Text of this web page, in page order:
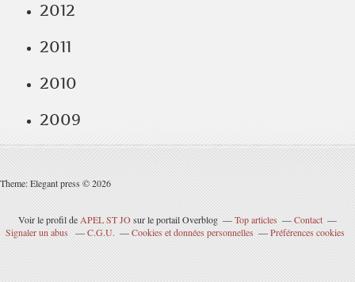
2012
2011
2010
2009
Theme: Elegant press © 2026
Voir le profil de APEL ST JOsur le portail Overblog Top articles
Contact
Signaler un abus
C.G.U. Cookies et données personnelles Préférences cookies